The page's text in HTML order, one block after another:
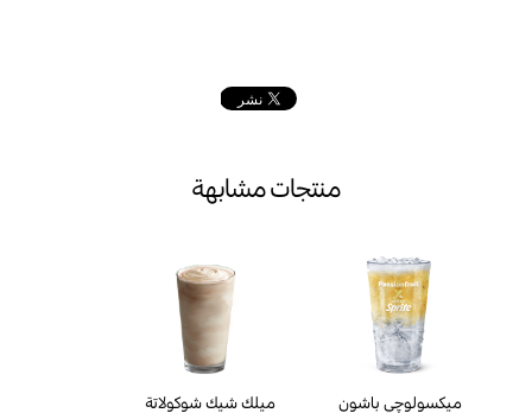
منتجات مشابهة
ميكسولوچي باشون
ميلك شيك شوكولاتة